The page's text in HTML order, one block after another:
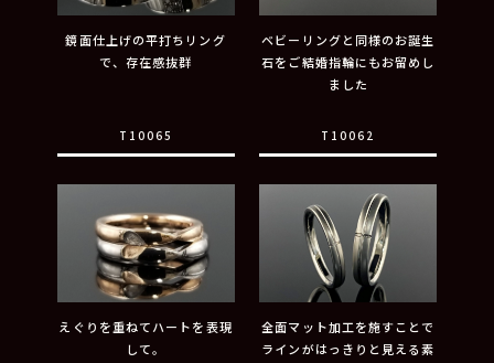
鏡面仕上げの平打ちリング
で、存在感抜群
T10065
ベビーリングと同様のお誕生
石をご結婚指輪にもお留めし
ました
T10062
えぐりを重ねてハートを表現
して。
全面マット加工を施すことで
ラインがはっきりと見える素